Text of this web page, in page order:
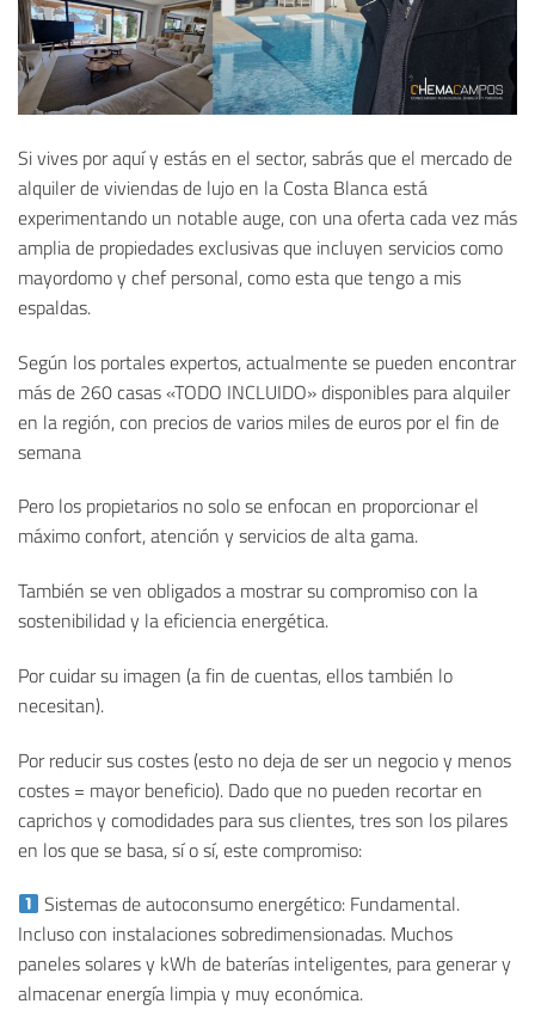
Si vives por aquí y estás en el sector, sabrás que el mercado de
alquiler de viviendas de lujo en la Costa Blanca está
experimentando un notable auge, con una oferta cada vez más
amplia de propiedades exclusivas que incluyen servicios como
mayordomo y chef personal, como esta que tengo a mis
espaldas.
Según los portales expertos, actualmente se pueden encontrar
más de 260 casas «TODO INCLUIDO» disponibles para alquiler
en la región, con precios de varios miles de euros por el fin de
semana
Pero los propietarios no solo se enfocan en proporcionar el
máximo confort, atención y servicios de alta gama.
También se ven obligados a mostrar su compromiso con la
sostenibilidad y la eficiencia energética.
Por cuidar su imagen (a fin de cuentas, ellos también lo
necesitan).
Por reducir sus costes (esto no deja de ser un negocio y menos
costes = mayor beneficio). Dado que no pueden recortar en
caprichos y comodidades para sus clientes, tres son los pilares
en los que se basa, sí o sí, este compromiso:
Sistemas de autoconsumo energético: Fundamental.
Incluso con instalaciones sobredimensionadas. Muchos
paneles solares y kWh de baterías inteligentes, para generar y
almacenar energía limpia y muy económica.